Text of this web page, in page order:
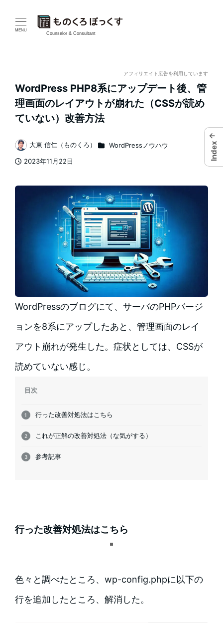
MENU
Counselor & Consultant
アフィリエイト広告を利用しています
WordPress PHP8系にアップデート後、管
理画面のレイアウトが崩れた（CSSが読め
ていない）改善方法
2023年11月22日
著
者
大東 信仁（ものくろ） カテゴリー
WordPressノウハウ
WordPressのブログにて、サーバのPHPバージ
ョンを8系にアップしたあと、管理画面のレイ
アウト崩れが発生した。症状としては、CSSが
読めていない感じ。
目次
行った改善対処法はこちら
これが正解の改善対処法（な気がする）
参考記事
行った改善対処法はこちら
色々と調べたところ、wp-config.phpに以下の
行を追加したところ、解消した。
←
Index